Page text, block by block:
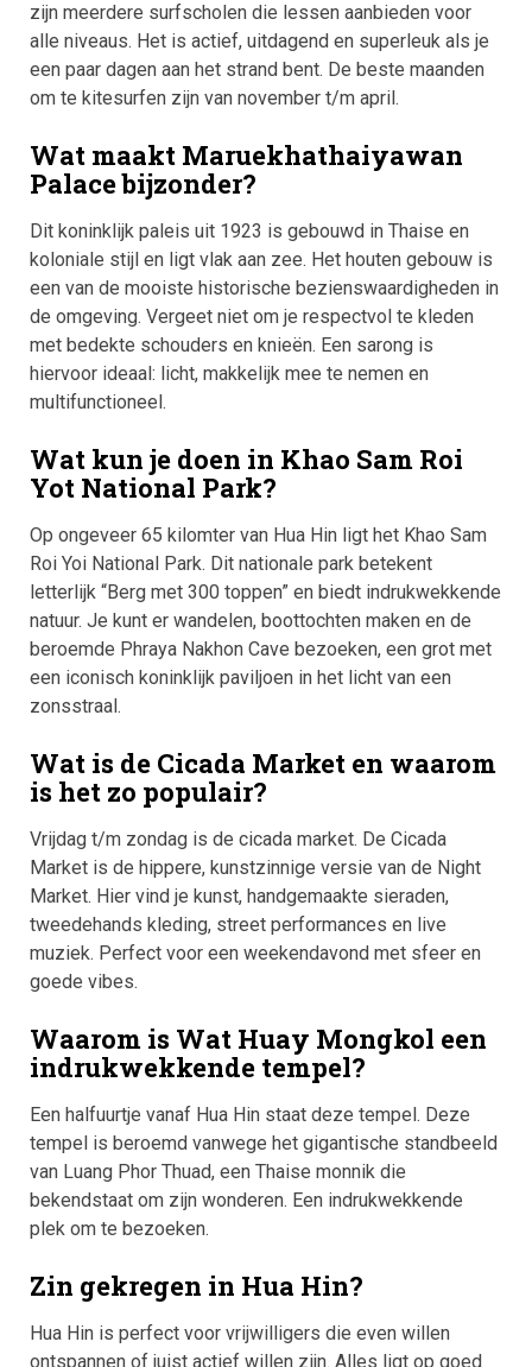
zijn meerdere surfscholen die lessen aanbieden voor
alle niveaus. Het is actief, uitdagend en superleuk als je
een paar dagen aan het strand bent. De beste maanden
om te kitesurfen zijn van november t/m april.
Wat maakt Maruekhathaiyawan
Palace bijzonder?
Dit koninklijk paleis uit 1923 is gebouwd in Thaise en
koloniale stijl en ligt vlak aan zee. Het houten gebouw is
een van de mooiste historische bezienswaardigheden in
de omgeving. Vergeet niet om je respectvol te kleden
met bedekte schouders en knieën. Een sarong is
hiervoor ideaal: licht, makkelijk mee te nemen en
multifunctioneel.
Wat kun je doen in Khao Sam Roi
Yot National Park?
Op ongeveer 65 kilomter van Hua Hin ligt het Khao Sam
Roi Yoi National Park. Dit nationale park betekent
letterlijk “Berg met 300 toppen” en biedt indrukwekkende
natuur. Je kunt er wandelen, boottochten maken en de
beroemde Phraya Nakhon Cave bezoeken, een grot met
een iconisch koninklijk paviljoen in het licht van een
zonsstraal.
Wat is de Cicada Market en waarom
is het zo populair?
Vrijdag t/m zondag is de cicada market. De Cicada
Market is de hippere, kunstzinnige versie van de Night
Market. Hier vind je kunst, handgemaakte sieraden,
tweedehands kleding, street performances en live
muziek. Perfect voor een weekendavond met sfeer en
goede vibes.
Waarom is Wat Huay Mongkol een
indrukwekkende tempel?
Een halfuurtje vanaf Hua Hin staat deze tempel. Deze
tempel is beroemd vanwege het gigantische standbeeld
van Luang Phor Thuad, een Thaise monnik die
bekendstaat om zijn wonderen. Een indrukwekkende
plek om te bezoeken.
Zin gekregen in Hua Hin?
Hua Hin is perfect voor vrijwilligers die even willen
ontspannen of juist actief willen zijn. Alles ligt op goed